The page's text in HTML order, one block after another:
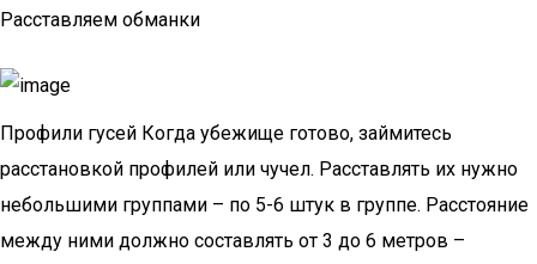
Расставляем обманки
Профили гусей Когда убежище готово, займитесь
расстановкой профилей или чучел. Расставлять их нужно
небольшими группами – по 5-6 штук в группе. Расстояние
между ними должно составлять от 3 до 6 метров –